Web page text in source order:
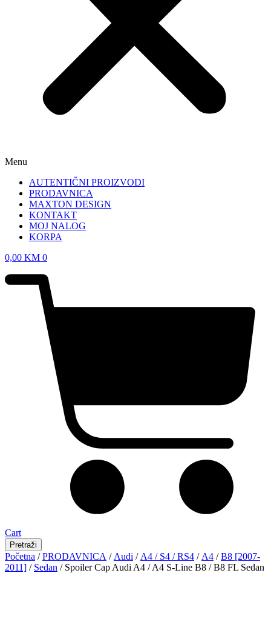
Menu
AUTENTIČNI PROIZVODI
PRODAVNICA
MAXTON DESIGN
KONTAKT
MOJ NALOG
KORPA
0,00 KM 0
Cart
Pretraži
Početna /PRODAVNICA / Audi / A4 / S4 / RS4 / A4 /B8 [2007-
2011] / Sedan / Spoiler Cap Audi A4 / A4 S-Line B8 / B8 FL Sedan